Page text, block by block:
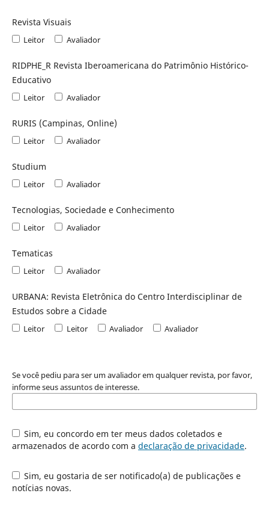
Revista Visuais
Leitor Avaliador
RIDPHE_R Revista Iberoamericana do Patrimônio Histórico-
Educativo
Leitor Avaliador
RURIS (Campinas, Online)
Leitor Avaliador
Studium
Leitor Avaliador
Tecnologias, Sociedade e Conhecimento
Leitor Avaliador
Tematicas
Leitor Avaliador
URBANA: Revista Eletrônica do Centro Interdisciplinar de
Estudos sobre a Cidade
Leitor Leitor Avaliador Avaliador
Se você pediu para ser um avaliador em qualquer revista, por favor,
informe seus assuntos de interesse.
Sim, eu concordo em ter meus dados coletados e
armazenados de acordo com a declaração de privacidade.
Sim, eu gostaria de ser notificado(a) de publicações e
notícias novas.